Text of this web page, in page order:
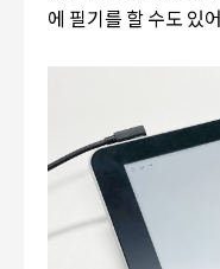
에 필기를 할 수도 있